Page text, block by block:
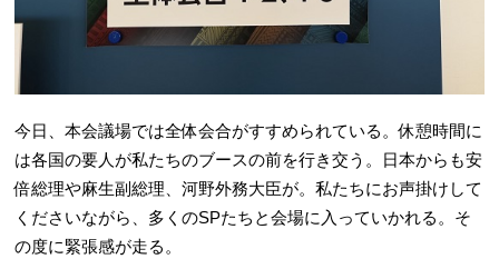
今日、本会議場では全体会合がすすめられている。休憩時間に
は各国の要人が私たちのブースの前を行き交う。日本からも安
倍総理や麻生副総理、河野外務大臣が。私たちにお声掛けして
くださいながら、多くのSPたちと会場に入っていかれる。そ
の度に緊張感が走る。